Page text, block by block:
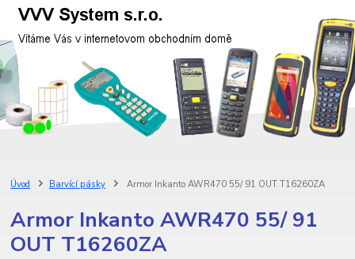
Úvod Barvící pásky Armor Inkanto AWR470 55/ 91 OUT T16260ZA
Armor Inkanto AWR470 55/ 91
OUT T16260ZA